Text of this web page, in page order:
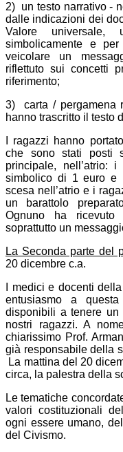
2) un testo narrativo -
dalle indicazioni dei
Valore
simbolicamente e
veicolare un
riflettuto sui concetti
riferimento;
3) carta / pergamena
hanno trascritto il testo
I ragazzi hanno
che sono stati posti
principale, nell’atrio:
simbolico di 1 euro e
scesa nell’atrio e i
un barattolo
Ognuno ha
soprattutto un
La Seconda parte del
20 dicembre c.a.
I medici e docenti
entusiasmo a
disponibili a tenere un
nostri ragazzi. A
chiarissimo Prof.
già responsabile della
La mattina del 20
circa, la palestra della
Le tematiche
valori costituzionali
ogni essere umano,
del Civismo.